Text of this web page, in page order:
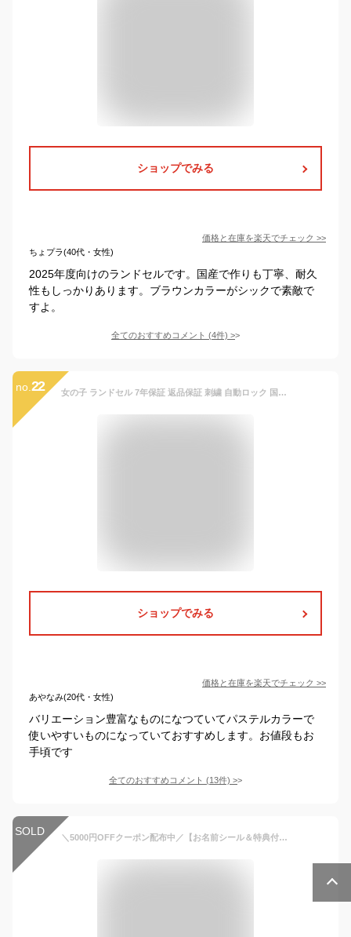
ショップでみる
価格と在庫を楽天でチェック >>
ちょプラ(40代・女性)
2025年度向けのランドセルです。国産で作りも丁寧、耐久
性もしっかりあります。ブラウンカラーがシックで素敵で
すよ。
全てのおすすめコメント (4件) >
no. 22 女の子 ランドセル 7年保証 返品保証 刺繍 自動ロック 国産素材 A4フラット クーロン ゴールド シャンパン フロロ Coulomb 激安 国産素材 防犯ブザー 0066 0090 0080 0088 おまけ付き 2025
ショップでみる
価格と在庫を楽天でチェック >>
あやなみ(20代・女性)
バリエーション豊富なものになつていてパステルカラーで
使いやすいものになっていておすすめします。お値段もお
手頃です
全てのおすすめコメント (13件) >
SOLD ＼5000円OFFクーポン配布中／【お名前シール＆特典付】mezzo piano メゾピアノ ランドセル 女の子 ガーリーリボン ベーシック 2024年 キューブ型 日本製 お洒落 ブランド 百貨店 入学祝い ギフト 5歳 6年保証 おすすめ 送料無料 人気色 おしゃれ 誕生日 プレゼント